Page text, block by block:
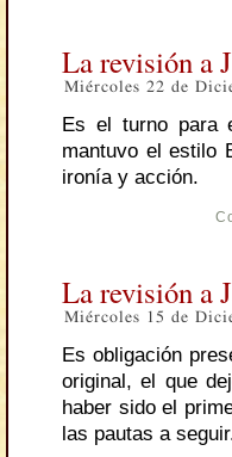
La revisión a
Miércoles 22 de
Es el turno para
mantuvo el estilo
ironía y acción.
La revisión a
Miércoles 15 de
Es obligación
original, el que
haber sido el
las pautas a